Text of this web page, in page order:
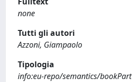
none
Tutti gli autori
Azzoni, Giampaolo
Tipologia
info:eu-repo/semantics/bookPart